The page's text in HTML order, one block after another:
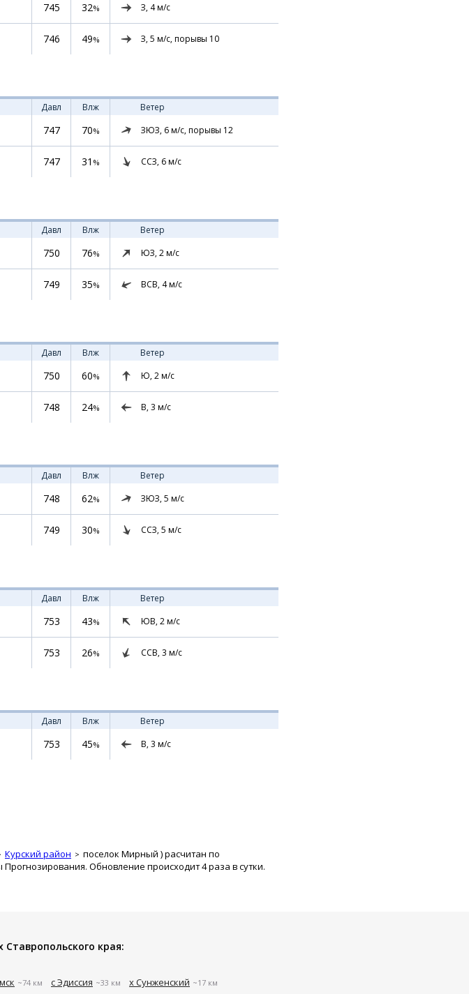
745 32% З, 4м/с
746 49% З, 5 м/с, порывы 10
Давл Влж
Ветер
747 70% ЗЮЗ, 6м/с, порывы 12
747 31 % ССЗ, 6м/с
Давл Влж
Ветер
750 76% ЮЗ, 2м/с
749 35% ВСВ, 4м/с
Давл Влж
Ветер
750 60% Ю, 2м/с
748 24% В, 3 м/с
Давл Влж
Ветер
748 62% ЗЮЗ, 5 м/с
749 30% ССЗ, 5 м/с
Давл Влж
Ветер
753 43% ЮВ, 2м/с
753 26% ССВ, 3 м/с
Давл Влж
Ветер
753 45% В, 3 м/с
Курский район поселок Мирный ) расчитан по
Обновление происходит 4 раза в сутки.
Ставропольского края:
~74 км с Эдиссия ~33 км х Сунженский ~17 км